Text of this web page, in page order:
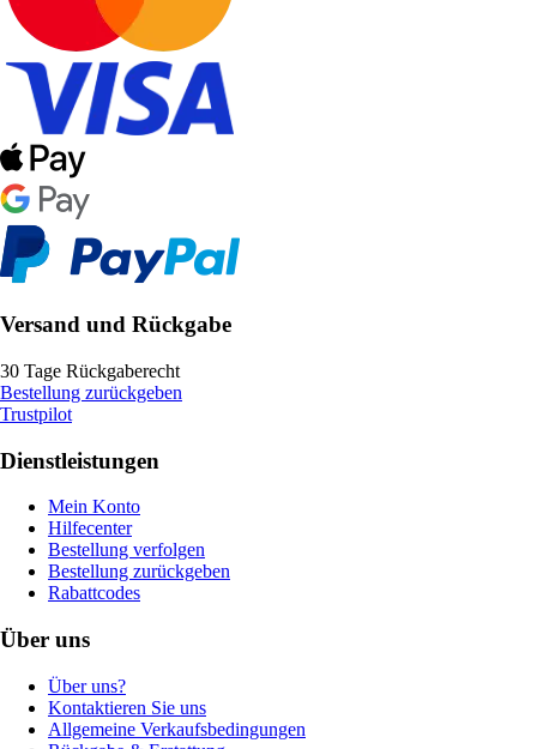
Versand und Rückgabe
30 Tage Rückgaberecht
Bestellung zurückgeben
Trustpilot
Dienstleistungen
Mein Konto
Hilfecenter
Bestellung verfolgen
Bestellung zurückgeben
Rabattcodes
Über uns
Über uns?
Kontaktieren Sie uns
Allgemeine Verkaufsbedingungen